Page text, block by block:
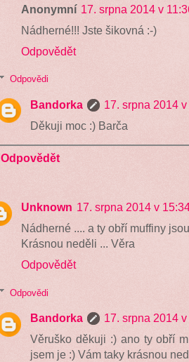
Anonymní 17. srpna 2014 v
Nádherné!!! Jste šikovná :-)
Odpovědět
Odpovědi
Bandorka
17. srpna 2014
Děkuji moc :) Barča
Odpovědět
Unknown 17. srpna 2014 v
Nádherné .... a ty obří muffiny
Krásnou neděli ... Věra
Odpovědět
Odpovědi
Bandorka
17. srpna 2014
Věruško děkuji :) ano ty obří
jsem je :) Vám taky krásnou